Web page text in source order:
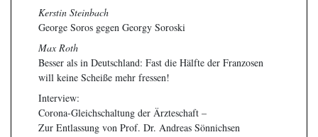
Kerstin Steinbach
George Soros gegen Georgy Soroski
Max Roth
Besser als in Deutschland: Fast die Hälfte der Franzosen
will keine Scheiße mehr fressen!
Interview:
Corona-Gleichschaltung der Ärzteschaft –
Zur Entlassung von Prof. Dr. Andreas Sönnichsen